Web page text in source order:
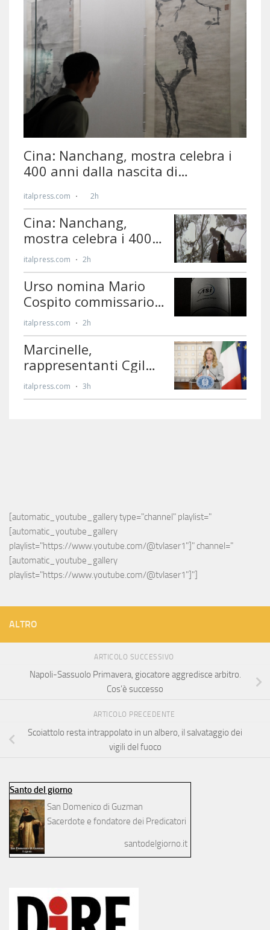
[automatic_youtube_gallery type="channel" playlist="
[automatic_youtube_gallery
playlist="https://www.youtube.com/@tvlaser1"]" channel="
[automatic_youtube_gallery
playlist="https://www.youtube.com/@tvlaser1"]"]
ALTRO
ARTICOLO SUCCESSIVO
Napoli-Sassuolo Primavera, giocatore aggredisce arbitro.
Cos’è successo
ARTICOLO PRECEDENTE
Scoiattolo resta intrappolato in un albero, il salvataggio dei
vigili del fuoco
Santo del giorno
San Domenico di Guzman
Sacerdote e fondatore dei Predicatori
santodelgiorno.it